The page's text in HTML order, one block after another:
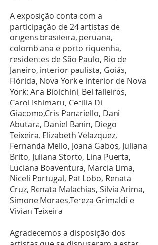
A exposição conta com a
participação de 24 artistas de
origens brasileira, peruana,
colombiana e porto riquenha,
residentes de São Paulo, Rio de
Janeiro, interior paulista, Goiás,
Flórida, Nova York e interior de Nova
York: Ana Biolchini, Bel falleiros,
Carol Ishimaru, Cecília Di
Giacomo,Cris Panariello, Dani
Abutara, Daniel Banin, Diego
Teixeira, Elizabeth Velazquez,
Fernanda Mello, Joana Gabos, Juliana
Brito, Juliana Storto, Lina Puerta,
Luciana Boaventura, Marcia Lima,
Niceli Portugal, Pat Lobo, Renata
Cruz, Renata Malachias, Silvia Arima,
Simone Moraes,Tereza Grimaldi e
Vivian Teixeira
Agradecemos a disposição dos